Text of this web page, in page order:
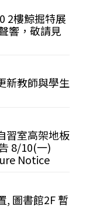
2樓鯨掘特展
響，敬請見
新教師與學生
習室高架地板
8/10(一)
Notice
, 圖書館2F 暫